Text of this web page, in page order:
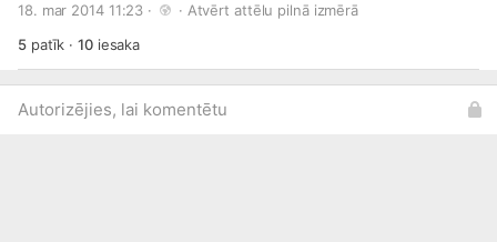
18. mar 2014 11:23 · · Atvērt attēlu pilnā izmērā
5patīk ·10iesaka
Autorizējies, lai komentētu